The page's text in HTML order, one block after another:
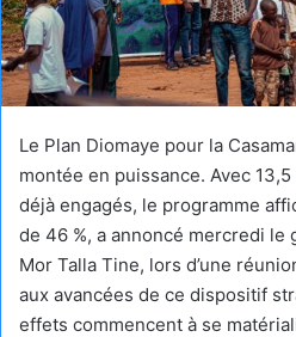
Le Plan Diomaye pour la
montée en puissance. Avec
déjà engagés, le programme
de 46 %, a annoncé mercredi le
Mor Talla Tine, lors d’une
aux avancées de ce dispositif
effets commencent à se